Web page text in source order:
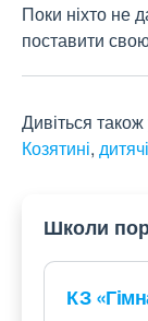
Поки ніхто не
поставити
Дивіться також
Козятині,
Школи
КЗ